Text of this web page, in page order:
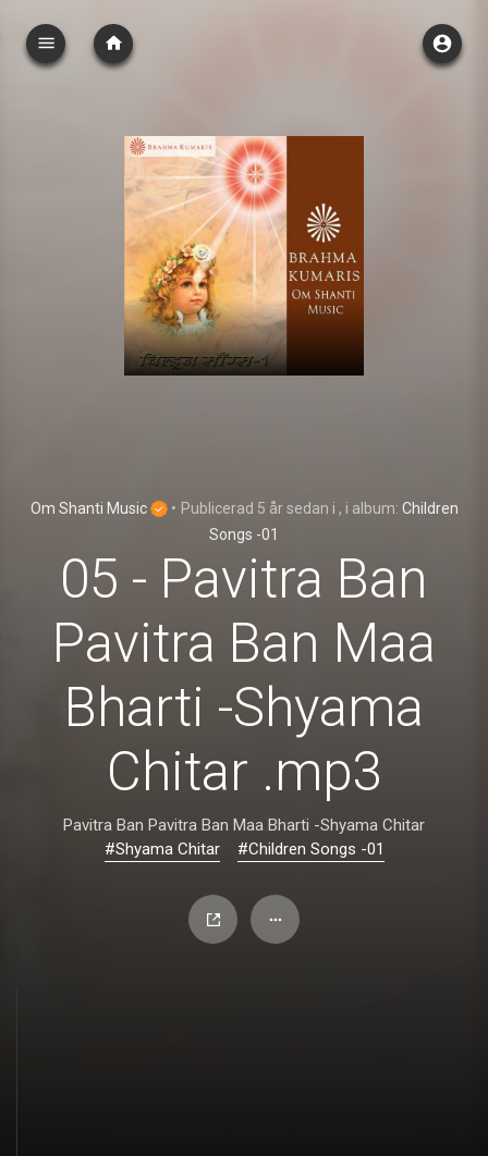
Om Shanti Music • Publicerad 5 år sedan i , i album: Children
Songs -01
05 - Pavitra Ban
Pavitra Ban Maa
Bharti -Shyama
Chitar .mp3
Pavitra Ban Pavitra Ban Maa Bharti -Shyama Chitar
#Shyama Chitar
#Children Songs -01